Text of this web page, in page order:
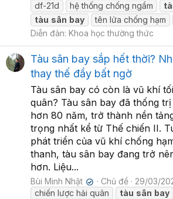
df-21d
hệ thống chống ngầm
tàu sân bay tên lửa chống hạm
Diễn đàn: Khoa học thường thức
Tàu sân bay sắp hết thời?
thay thế đầy bất ngờ
Tàu sân bay có còn là vũ khí
quân? Tàu sân bay đã thống
hơn 80 năm, trở thành nền
trọng nhất kể từ Thế chiến II.
phát triển của vũ khí chống
thanh, tàu sân bay đang trở
hơn. Liệu...
Bùi Minh Nhật ✔ Chủ đề
29/03/
chiến lược hải quân
tàu sân bay